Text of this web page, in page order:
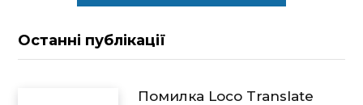
Останні публікації
Помилка Loco Translate